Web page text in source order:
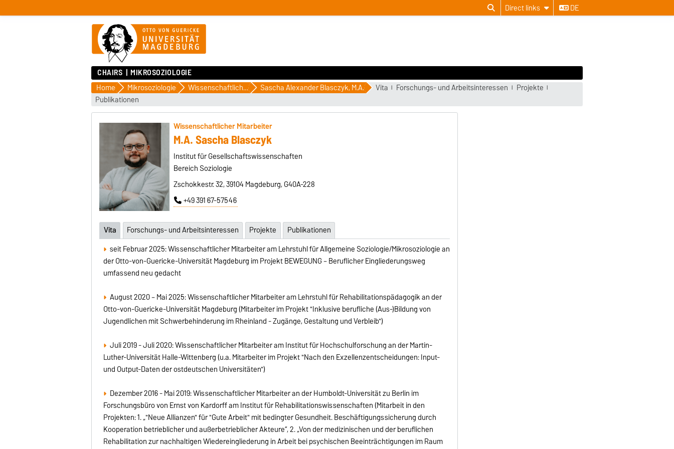
Direct links DE
CHAIRS MIKROSOZIOLOGIE
Home Mikrosoziologie Wissenschaftliche MitarbeiterInnen Sascha Alexander Blasczyk, M.A. Vita Forschungs- und Arbeitsinteressen
Projekte
Publikationen
Wissenschaftlicher Mitarbeiter
M.A. Sascha Blasczyk
Institut für Gesellschaftswissenschaften
Bereich Soziologie
Zschokkestr. 32, 39104 Magdeburg, G40A-228
+49 391 67-57546
Vita Forschungs- und Arbeitsinteressen Projekte
Publikationen
seit Februar 2025: Wissenschaftlicher Mitarbeiter am Lehrstuhl für Allgemeine Soziologie/Mikrosoziologie an
der Otto-von-Guericke-Universität Magdeburg im Projekt BEWEGUNG – Beruflicher Eingliederungsweg
umfassend neu gedacht
August 2020 – Mai 2025: Wissenschaftlicher Mitarbeiter am Lehrstuhl für Rehabilitationspädagogik an der
Otto-von-Guericke-Universität Magdeburg (Mitarbeiter im Projekt "Inklusive berufliche (Aus-)Bildung von
Jugendlichen mit Schwerbehinderung im Rheinland - Zugänge, Gestaltung und Verbleib")
Juli 2019 - Juli 2020: Wissenschaftlicher Mitarbeiter am Institut für Hochschulforschung an der Martin-
Luther-Universität Halle-Wittenberg (u.a. Mitarbeiter im Projekt "Nach den Exzellenzentscheidungen: Input-
und Output-Daten der ostdeutschen Universitäten")
Dezember 2016 - Mai 2019: Wissenschaftlicher Mitarbeiter an der Humboldt-Universität zu Berlin im
Forschungsbüro von Ernst von Kardorff am Institut für Rehabilitationswissenschaften (Mitarbeit in den
Projekten: 1. „"Neue Allianzen" für "Gute Arbeit" mit bedingter Gesundheit. Beschäftigungssicherung durch
Kooperation betrieblicher und außerbetrieblicher Akteure“, 2. „Von der medizinischen und der beruflichen
Rehabilitation zur nachhaltigen Wiedereingliederung in Arbeit bei psychischen Beeinträchtigungen im Raum